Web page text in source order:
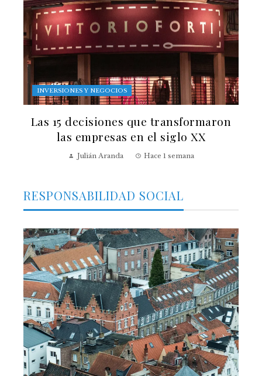
INVERSIONES Y NEGOCIOS
Las 15 decisiones que transformaron
las empresas en el siglo XX
Julián Aranda Hace 1 semana
RESPONSABILIDAD SOCIAL